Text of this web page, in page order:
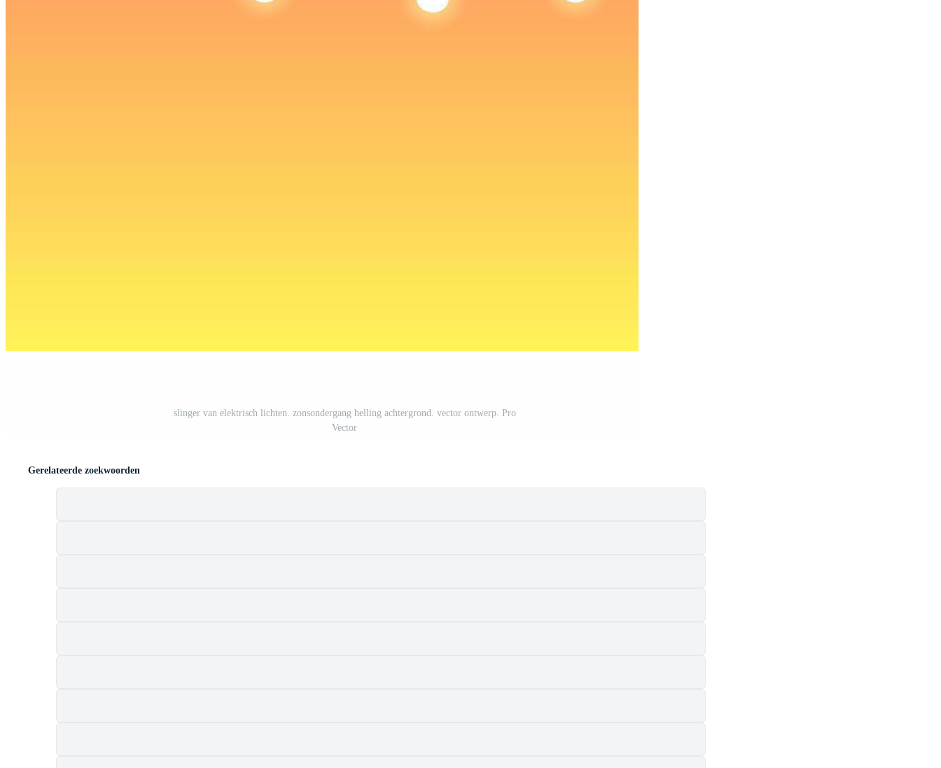
slinger van elektrisch lichten. zonsondergang helling achtergrond. vector ontwerp. Pro
Vector
Gerelateerde zoekwoorden